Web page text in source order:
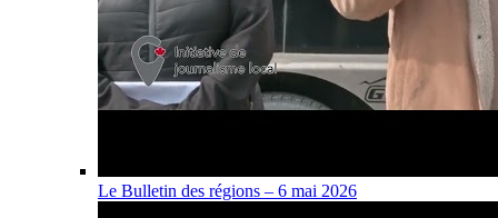
Le Bulletin des régions – 6 mai 2026